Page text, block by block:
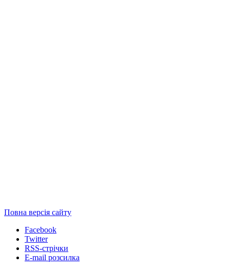
Повна версія сайту
Facebook
Twitter
RSS-стрічки
E-mail розсилка